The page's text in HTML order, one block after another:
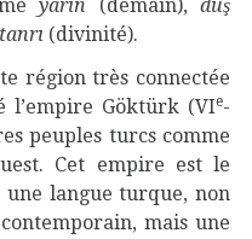
yarın (demain), düş
tanrı (divinité).
région très connectée
l’empire Göktürk (VIe-
peuples turcs comme
Cet empire est le
langue turque, non
mais une